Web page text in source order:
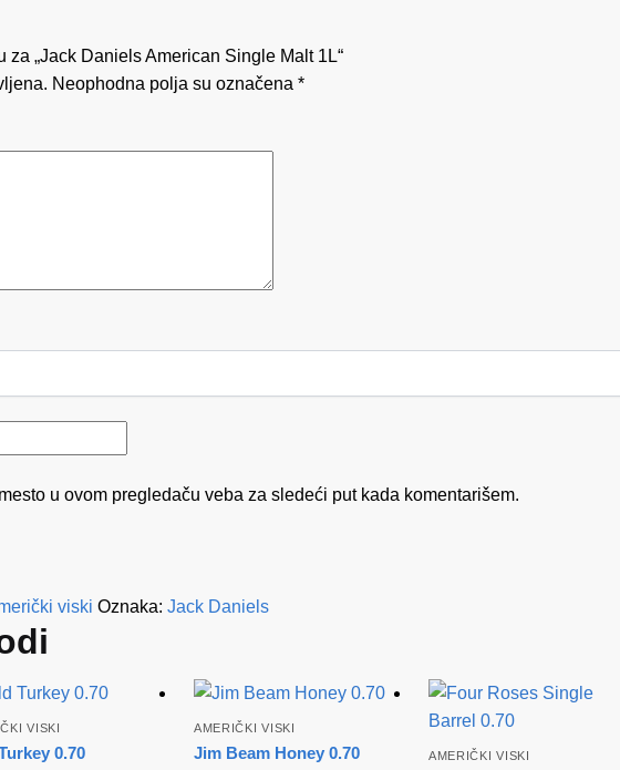
„Jack Daniels American Single Malt 1L“
Neophodna polja su označena *
u ovom pregledaču veba za sledeći put kada komentarišem.
viski Oznaka: Jack Daniels
VISKI
0.70
AMERIČKI VISKI
Jim Beam Honey 0.70 AMERIČKI VISKI